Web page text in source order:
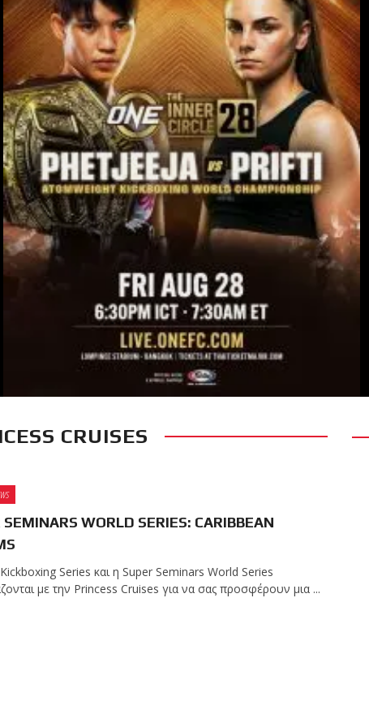
RECENT POSTS
της απέναντι
World
την υποστήριξη
CRUISES
SEMINARS WORLD SERIES: CARIBBEAN
Series και η Super Seminars World Series
με την Princess Cruises για να σας προσφέρουν μια ...